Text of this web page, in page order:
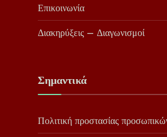
Επικοινωνία
Διακηρύξεις – Διαγωνισμοί
Σημαντικά
Πολιτική προστασίας